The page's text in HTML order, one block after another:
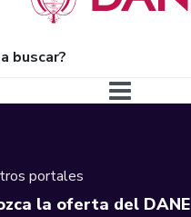
buscar?
portales
la oferta del DANE